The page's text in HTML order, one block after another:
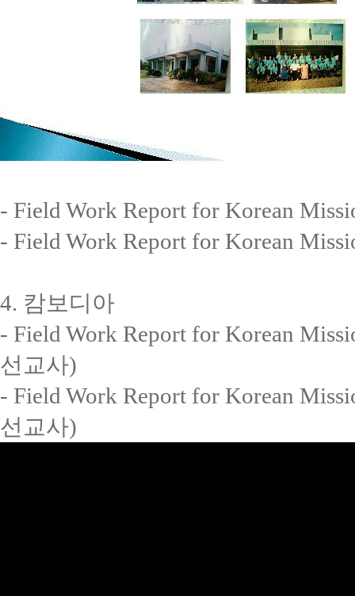
- Field Work Report for Korean
- Field Work Report for Korean
4. 캄보디아
- Field Work Report for Korean
선교사)
- Field Work Report for Korean
선교사)